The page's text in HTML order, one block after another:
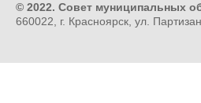
© 2022. Совет муниципальных
660022, г. Красноярск, ул.